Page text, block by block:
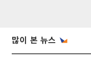
많이 본 뉴스